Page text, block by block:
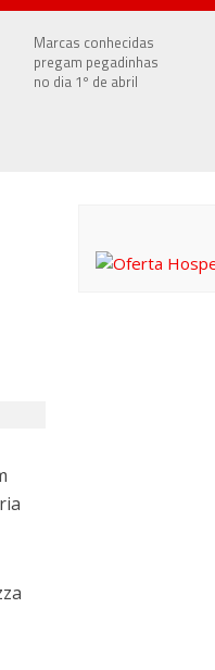
Marcas conhecidas
pregam pegadinhas
no dia 1º de abril